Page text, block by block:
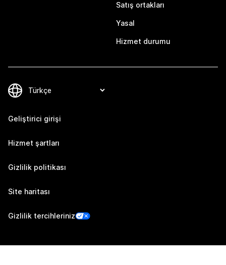
Satış ortakları
Yasal
Hizmet durumu
Geliştirici girişi
Hizmet şartları
Gizlilik politikası
Site haritası
Gizlilik tercihleriniz